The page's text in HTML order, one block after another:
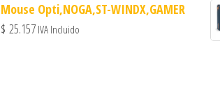
Mouse Opti,NOGA,ST-WINDX,GAMER
$ 25.157 IVA Incluido